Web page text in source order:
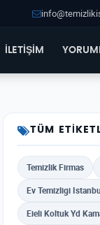
İLETİŞİM
TÜM
Temizlik Firmas
Ev Temizligi
Eieli Koltuk Yd